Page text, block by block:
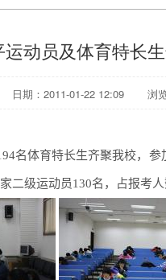
动员及体育特长
日期：2011-01-22 12:09 浏
名体育特长生齐聚我校，
二级运动员130名，占报考